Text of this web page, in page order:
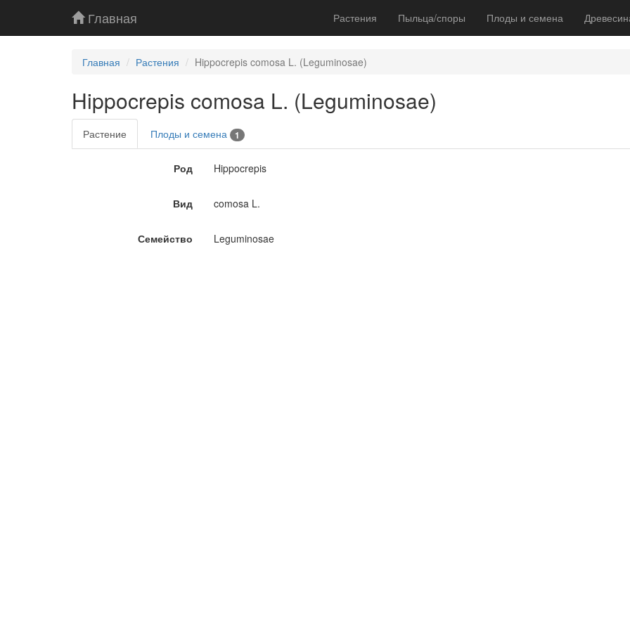
Главная Растения Пыльца/споры Плоды и семена
Главная Растения Hippocrepis comosa L. (Leguminosae)
Hippocrepis comosa L. (Leguminosae)
Растение Плоды и семена 1
Род Hippocrepis
Вид comosa L.
Семейство Leguminosae